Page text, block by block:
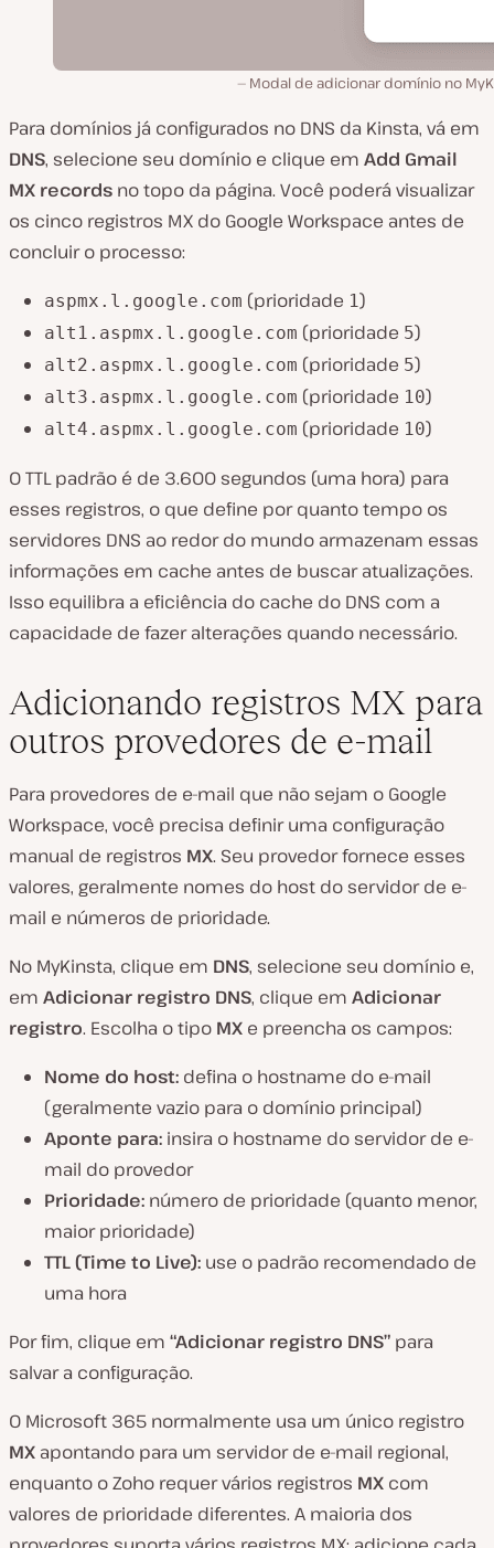
Modal de adicionar domínio no
Para domínios já configurados no DNS da Kinsta, vá em
DNS, selecione seu domínio e clique em Add Gmail
MX records no topo da página. Você poderá visualizar
os cinco registros MX do Google Workspace antes de
concluir o processo:
aspmx.l.google.com (prioridade 1)
alt1.aspmx.l.google.com (prioridade 5)
alt2.aspmx.l.google.com (prioridade 5)
alt3.aspmx.l.google.com (prioridade 10)
alt4.aspmx.l.google.com (prioridade 10)
O TTL padrão é de 3.600 segundos (uma hora) para
esses registros, o que define por quanto tempo os
servidores DNS ao redor do mundo armazenam essas
informações em cache antes de buscar atualizações.
Isso equilibra a eficiência do cache do DNS com a
capacidade de fazer alterações quando necessário.
Adicionando registros MX para
outros provedores de e-mail
Para provedores de e-mail que não sejam o Google
Workspace, você precisa definir uma configuração
manual de registros MX. Seu provedor fornece esses
valores, geralmente nomes do host do servidor de e-
mail e números de prioridade.
No MyKinsta, clique em DNS, selecione seu domínio e,
em Adicionar registro DNS, clique em Adicionar
registro. Escolha o tipo MX e preencha os campos:
Nome do host: defina o hostname do e-mail
(geralmente vazio para o domínio principal)
Aponte para: insira o hostname do servidor de e-
mail do provedor
Prioridade: número de prioridade (quanto menor,
maior prioridade)
TTL (Time to Live): use o padrão recomendado de
uma hora
Por fim, clique em “Adicionar registro DNS” para
salvar a configuração.
O Microsoft 365 normalmente usa um único registro
MX apontando para um servidor de e-mail regional,
enquanto o Zoho requer vários registros MX com
valores de prioridade diferentes. A maioria dos